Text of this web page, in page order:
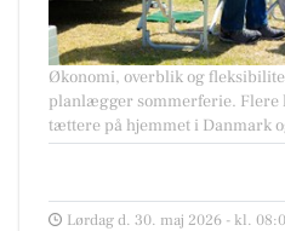
Økonomi, overblik og
planlægger sommerferie. Flere
tættere på hjemmet i Danmark
Lørdag d. 30. maj 2026 - kl.